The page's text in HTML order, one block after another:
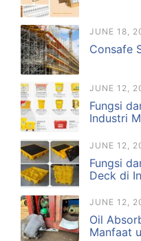
JUNE 18,
Consafe
JUNE 12,
Fungsi
Industri
JUNE 12,
Fungsi
Deck di
JUNE 12,
Oil
Manfaat